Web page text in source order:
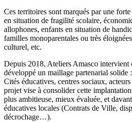
Ces territoires sont marqués par une
en situation de fragilité scolaire,
allophones, enfants en situation de
familles monoparentales ou très
culturel, etc.
Depuis 2018, Ateliers Amasco intervient
développé un maillage partenarial solide
Cités éducatives, centres sociaux,
projet vise à consolider cette
plus ambitieuse, mieux évaluée, et
éducatives locales (Contrats de Ville,
décrochage…).